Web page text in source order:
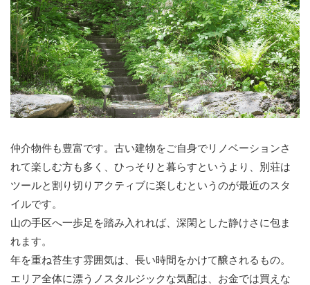
仲介物件も豊富です。古い建物をご自身でリノベーションさ
れて楽しむ方も多く、ひっそりと暮らすというより、別荘は
ツールと割り切りアクティブに楽しむというのが最近のスタ
イルです。
山の手区へ一歩足を踏み入れれば、深閑とした静けさに包ま
れます。
年を重ね苔生す雰囲気は、長い時間をかけて醸されるもの。
エリア全体に漂うノスタルジックな気配は、お金では買えな